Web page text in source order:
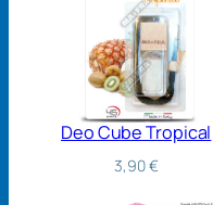
Deo Cube Tropical
3,90€